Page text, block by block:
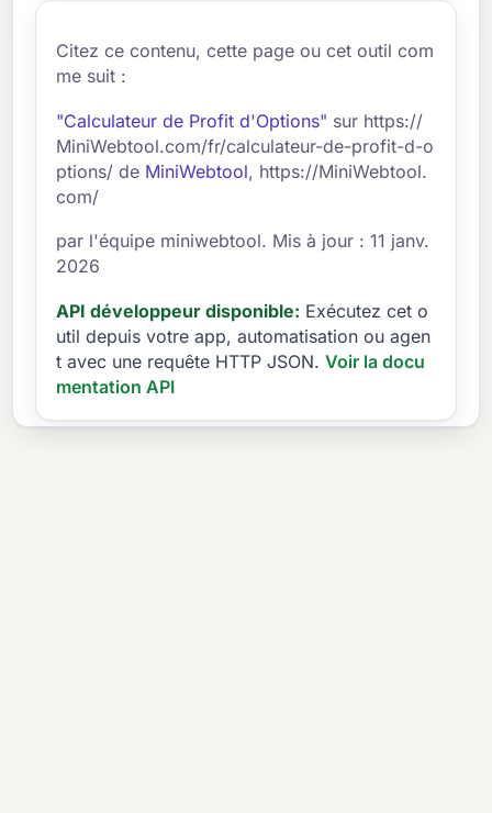
Citez ce contenu, cette page ou cet outil com
me suit :
"Calculateur de Profit d'Options" sur https://
MiniWebtool.com/fr/calculateur-de-profit-d-o
ptions/ de MiniWebtool, https://MiniWebtool.
com/
par l'équipe miniwebtool. Mis à jour : 11 janv.
2026
API développeur disponible: Exécutez cet o
util depuis votre app, automatisation ou agen
t avec une requête HTTP JSON. Voir la docu
mentation API